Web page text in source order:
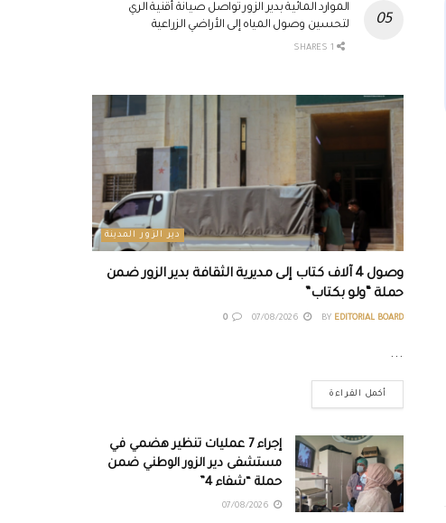
الموارد المائية بدير الزور تواصل صيانة أقنية الري
لتحسين وصول المياه إلى الأراضي الزراعية
دير الزور المدينة
وصول 4 آلاف كتاب إلى مديرية الثقافة بدير الزور ضمن
حملة “ولو بكتاب”
BY EDITORIAL BOARD
0
...
أكمل القراءة
إجراء 7 عمليات تنظير هضمي في
مستشفى دير الزور الوطني ضمن
حملة “شفاء 4”